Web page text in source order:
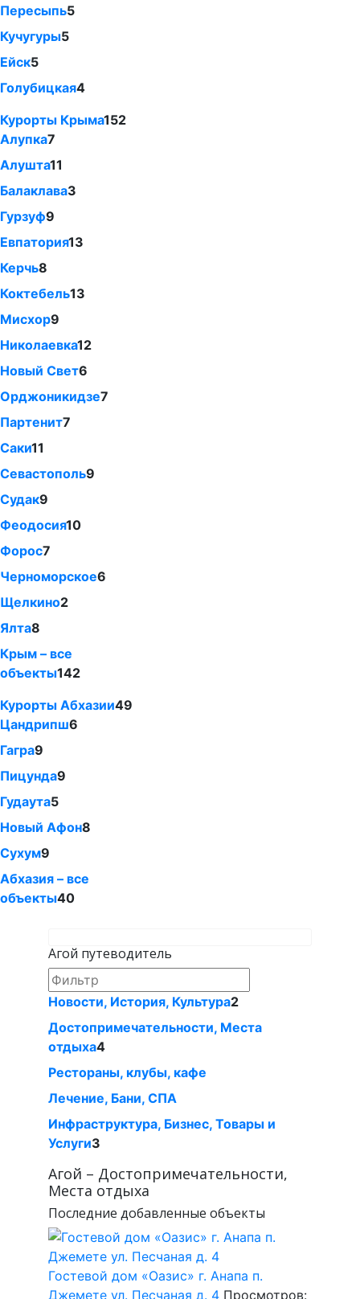
Пересыпь5
Кучугуры5
Ейск5
Голубицкая4
Курорты Крыма152
Алупка7
Алушта11
Балаклава3
Гурзуф9
Евпатория13
Керчь8
Коктебель13
Мисхор9
Николаевка12
Новый Свет6
Орджоникидзе7
Партенит7
Саки11
Севастополь9
Судак9
Феодосия10
Форос7
Черноморское6
Щелкино2
Ялта8
Крым – все
объекты142
Курорты Абхазии49
Цандрипш6
Гагра9
Пицунда9
Гудаута5
Новый Афон8
Сухум9
Абхазия – все
объекты40
Агой путеводитель
Новости, История, Культура2
Достопримечательности, Местa
отдыха4
Рестораны, клубы, кафе
Лечение, Бани, СПА
Инфраструктура, Бизнес, Товары и
Услуги3
Агой – Достопримечательности,
Местa отдыха
Последние добавленные объекты
Гостевой дом «Оазис» г. Анапа п.
Джемете ул. Песчаная д. 4 Просмотров: